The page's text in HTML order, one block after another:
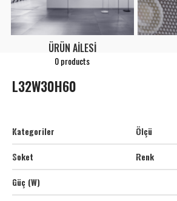
ÜRÜN AILESI
0 products
L32W30H60
Kategoriler
Ölçü
Soket
Renk
Güç (W)